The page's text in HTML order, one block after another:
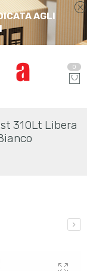
AGLI
0
310Lt Libera